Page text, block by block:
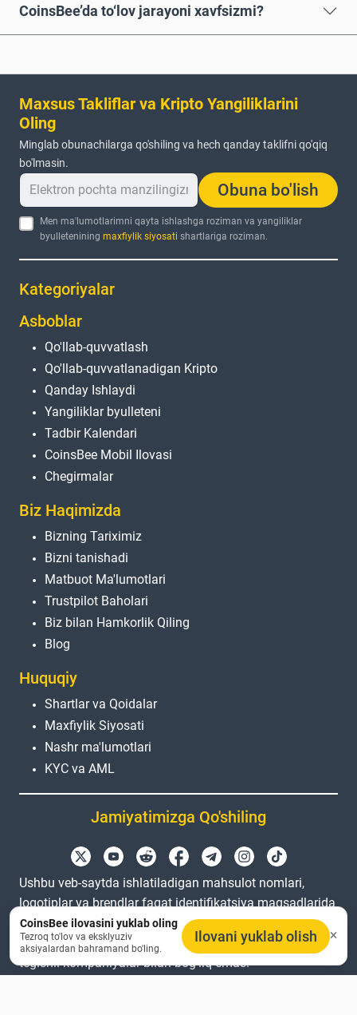
CoinsBee’da to‘lov jarayoni xavfsizmi?
Maxsus Takliflar va Kripto Yangiliklarini
Oling
Minglab obunachilarga qo'shiling va hech qanday taklifni qo'qiq
bo'lmasin.
Obuna bo'lish
Men ma'lumotlarimni qayta ishlashga roziman va yangiliklar
byulleteniningmaxfiylik siyosati shartlariga roziman.
Kategoriyalar
Asboblar
Qo'llab-quvvatlash
Qo'llab-quvvatlanadigan Kripto
Qanday Ishlaydi
Yangiliklar byulleteni
Tadbir Kalendari
CoinsBee Mobil Ilovasi
Chegirmalar
Biz Haqimizda
Bizning Tariximiz
Bizni tanishadi
Matbuot Ma'lumotlari
Trustpilot Baholari
Biz bilan Hamkorlik Qiling
Blog
Huquqiy
Shartlar va Qoidalar
Maxfiylik Siyosati
Nashr ma'lumotlari
KYC va AML
Jamiyatimizga Qo'shiling
Ushbu veb-saytda ishlatiladigan mahsulot nomlari,
logotiplar va brendlar faqat identifikatsiya maqsadlarida
keltirilgan. Barcha savdo belgilar va ro'yxatdan o'tgan
savdo belgilar tegishli egalariga tegishli. Coinsbee
tegishli kompaniyalar bilan bog'liq emas.
CoinsBee ilovasini yuklab oling
Tezroq to'lov va eksklyuziv
aksiyalardan bahramand bo'ling.
Ilovani yuklab olish